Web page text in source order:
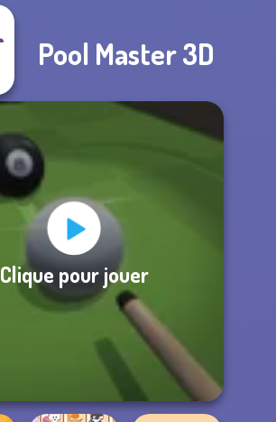
Pool Master 3D
Clique pour jouer